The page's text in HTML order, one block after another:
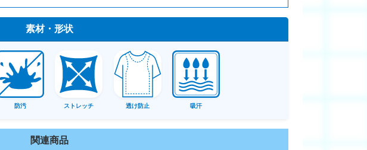
素材・形状
防汚 ストレッチ 透け防止 吸汗
関連商品